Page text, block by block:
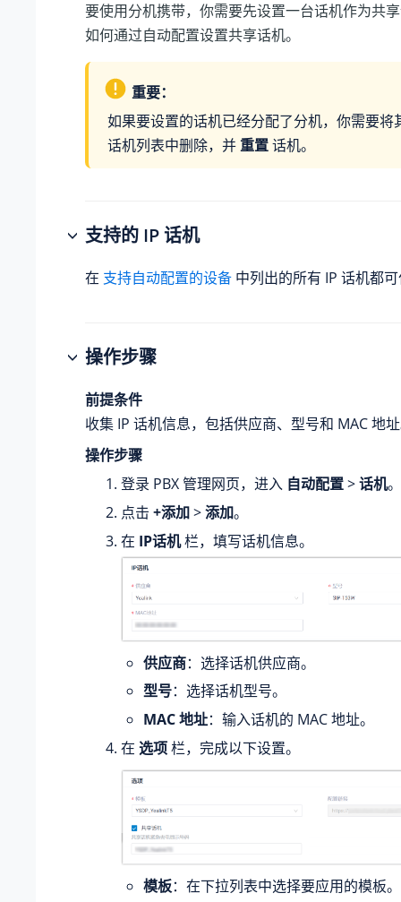
要使用分机携带，你需要先设置一台话机作为共
如何通过自动配置设置共享话机。
重要：
如果要设置的话机已经分配了分机，你需要将
话机列表中删除，并重置话机。
支持的 IP 话机
在 支持自动配置的设备 中列出的所有 IP 话机都
操作步骤
前提条件
收集 IP 话机信息，包括供应商、型号和 MAC 地
操作步骤
登录 PBX 管理网页，进入 自动配置>话机。
点击 +添加>添加。
在 IP话机栏，填写话机信息。
供应商：选择话机供应商。
型号：选择话机型号。
MAC 地址：输入话机的 MAC 地址。
在 选项栏，完成以下设置。
模板：在下拉列表中选择要应用的模板。